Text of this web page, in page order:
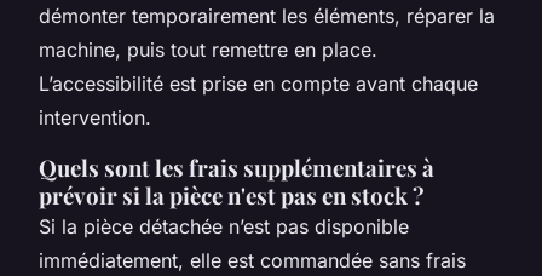
démonter temporairement les éléments, réparer la
machine, puis tout remettre en place.
L’accessibilité est prise en compte avant chaque
intervention.
Quels sont les frais supplémentaires à
prévoir si la pièce n'est pas en stock ?
Si la pièce détachée n’est pas disponible
immédiatement, elle est commandée sans frais